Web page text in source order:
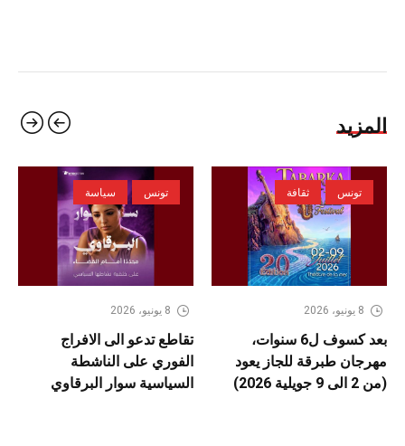
المزيد
تونس ثقافة
8 يونيو، 2026
بعد كسوف ل6 سنوات،
مهرجان طبرقة للجاز يعود
(من 2 الى 9 جويلية 2026)
تونس سياسة
8 يونيو، 2026
تقاطع تدعو الى الافراج
الفوري على الناشطة
السياسية سوار البرقاوي